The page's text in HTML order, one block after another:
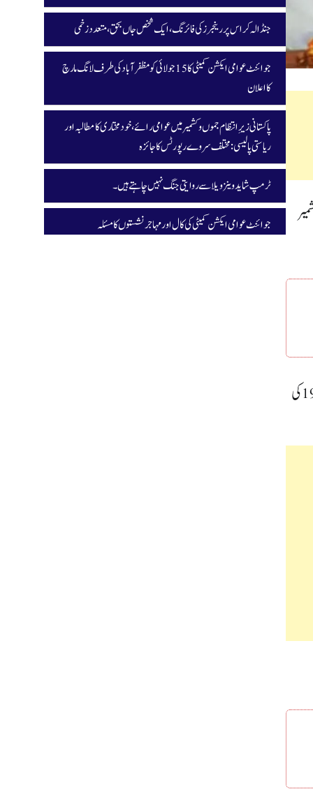
بھارتی حکومت نے عمر عبداللہ اور محبوبہ مفتی کو یکم نومبر تک اپنے سرکاری بنگلے خالی کرنے کا نوٹس دیا ہے۔ اب تک وہ جموں وکشمیر اسمبلی اراکین پنشن ایکٹ 1984 کی
جنڈالہ کراس پر رینجرز کی فائرنگ، ایک شخص جاں بحق، متعدد زخمی
جوائنٹ عوامی ایکشن کمیٹی کا 15 جولائی کو مظفرآباد کی طرف لانگ مارچ
کا اعلان
پاکستانی زیرِ انتظام جموں و کشمیر میں عوامی رائے، خودمختاری کا مطالبہ اور
ریاستی پالیسی: مختلف سروے رپورٹس کا جائزہ
ٹرمپ شاید وینزویلا سے روایتی جنگ نہیں چاہتے ہیں۔
جوائنٹ عوامی ایکشن کمیٹی کی کال اور مہاجر نشستوں کا مسئلہ